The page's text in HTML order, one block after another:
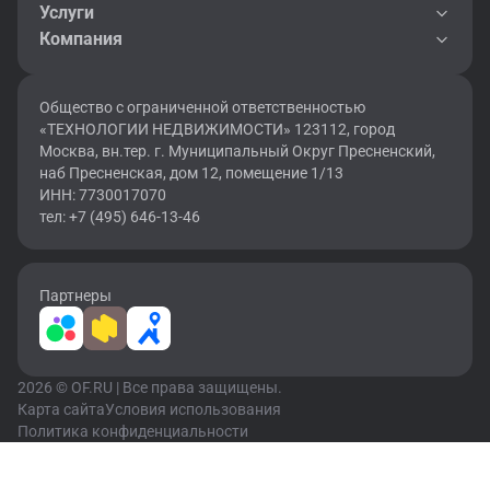
Услуги
Компания
Общество с ограниченной ответственностью
«ТЕХНОЛОГИИ НЕДВИЖИМОСТИ» 123112, город
Москва, вн.тер. г. Муниципальный Округ Пресненский,
наб Пресненская, дом 12, помещение 1/13
ИНН: 7730017070
тел: +7 (495) 646-13-46
Партнеры
2026 © OF.RU | Все права защищены.
Карта сайтаУсловия использования
Политика конфиденциальности